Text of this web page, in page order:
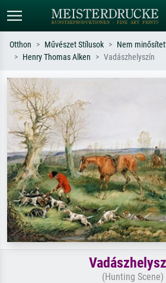
Keressen művész, műcím vagy stílus
szerint – pl. Monet, Csillagos éj,
impresszionizmus, Hokusai-hullám,
akt.
Írja
piros
Otthon Művészet Stílusok
Nem
Henry Thomas Alken
Vadászhelyszín
(Hunting Scene)